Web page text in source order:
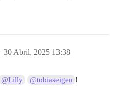
30 Abril, 2025 13:38
@Lilly @tobiaseigen !